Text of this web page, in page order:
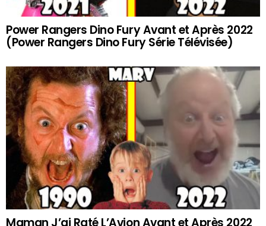
Power Rangers Dino Fury Avant et Après 2022
(Power Rangers Dino Fury Série Télévisée)
Maman J’ai Raté L’Avion Avant et Après 2022